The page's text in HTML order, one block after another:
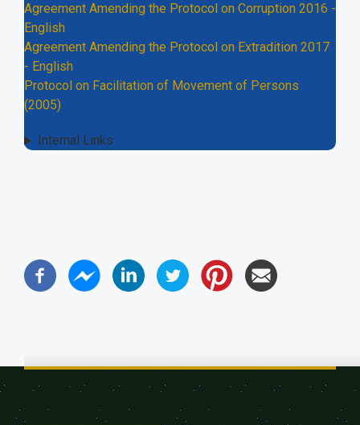
Agreement Amending the Protocol on Corruption 2016 -
English
Agreement Amending the Protocol on Extradition 2017
- English
Protocol on Facilitation of Movement of Persons
(2005)
Internal Links